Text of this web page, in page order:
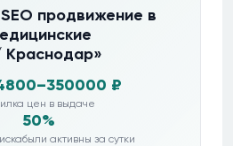
продвижение в
₽
цен в выдаче
50%
были активны за сутки